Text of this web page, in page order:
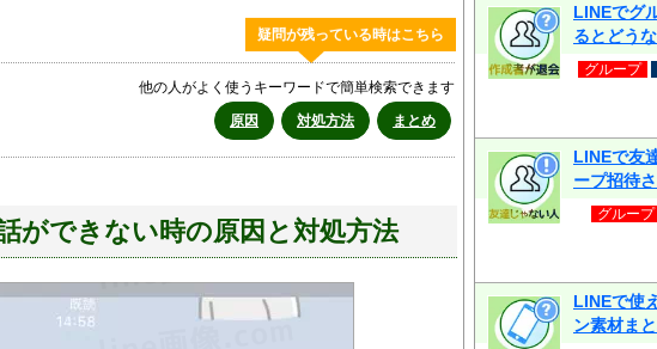
疑問が残っている時はこちら
他の人がよく使うキーワードで簡単検索できます
原因
対処方法 まとめ
ができない時の原因と対処方法
LINEでグ
るとどう
グループ
LINEで友
ープ招待
グループ
LINEで使
ン素材ま